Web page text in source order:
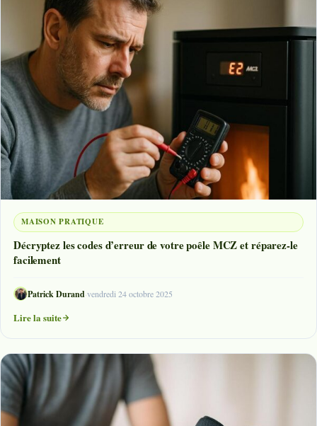
MAISON PRATIQUE
Décryptez les codes d’erreur de votre poêle MCZ et réparez-le
facilement
Patrick Durand·vendredi 24 octobre 2025
Lire la suite